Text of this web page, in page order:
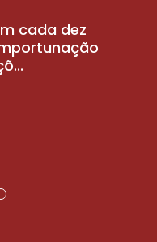
cada dez